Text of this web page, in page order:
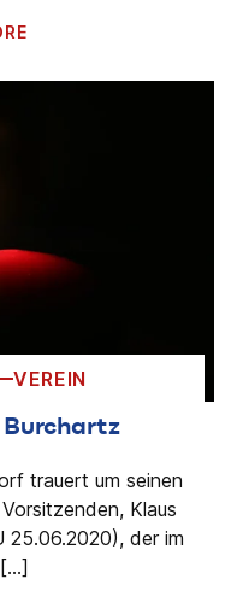
VEREIN
trauert um seinen
Klaus
25.06.2020), der im